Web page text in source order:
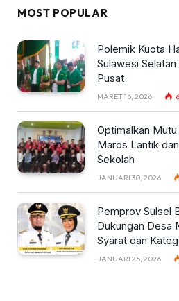
MOST POPULAR
Polemik Kuota
Sulawesi
Pusat
MARET 16, 2026
Optimalkan
Maros Lantik
Sekolah
JANUARI 30, 2026
Pemprov Sulsel
Dukungan Desa
Syarat dan
JANUARI 25, 2026